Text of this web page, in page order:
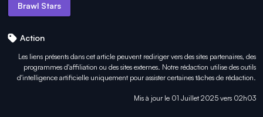
Brawl Stars
Action
Les liens présents dans cet article peuvent rediriger vers des sites partenaires, des
programmes d'affiliation ou des sites externes. Notre rédaction utilise des outils
d'intelligence artificielle uniquement pourassister certaines tâches de rédaction.
Mis à jour le 01 Juillet 2025 vers 02h03